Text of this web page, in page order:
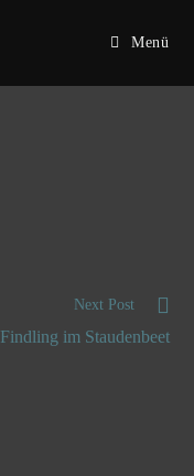
Menü
Next Post
Findling im Staudenbeet